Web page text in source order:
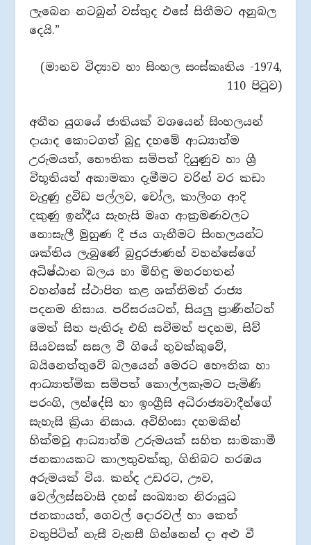
ලැබෙන නටබුන් වස්තුද එසේ සිතීමට අනුබල
දෙයි.”
(මානව විද්‍යාව හා සිංහල සංස්කෘතිය -1974,
110 පිටුව)
අතීත යුගයේ ජාතියක් වශයෙන් සිංහලයන්
දායාද කොටගත් බුදු දහමේ ආධ්‍යාත්ම
උරුමයත්, භෞතික සම්පත් දියුණුව හා ශ්‍රී
විභූතියත් අකාමකා දැමීමට වරින් වර කඩා
වැදුණු ද්‍රවිඩ පල්ලව, චෝල, කාලිංග ආදි
දකුණු ඉන්දීය සැහැසි මෘග ආක්‍රමණවලට
නොසැලී මුහුණ දී ජය ගැනීමට සිංහලයන්ට
ශක්තිය ලැබුණේ බුදුරජාණන් වහන්සේගේ
අධිෂ්ඨාන බලය හා මිහිඳු මහරහතන්
වහන්සේ ස්ථාපිත කළ ශක්තිමත් රාජ්‍ය
පදනම නිසාය. පරිසරයටත්, සියලු‍ ප්‍රාණීන්ටත්
මෙත් සිත පැතිරූ එහි සවිමත් පදනම, සිව්
සියවසක් සසල වී ගියේ තුවක්කුවේ,
බයිනෙත්තුවේ බලයෙන් මෙරට භෞතික හා
ආධ්‍යාත්මික සම්පත් කොල්ලකෑමට පැමිණි
පරංගි, ලන්දේසි හා ඉංග්‍රීසි අධිරාජ්‍යවාදීන්ගේ
සැහැසි ක්‍රියා නිසාය. අවිහිංසා දහමකින්
හික්මවූ ආධ්‍යාත්ම උරුමයක් සහිත සාමකාමී
ජනකායකට කාලතුවක්කු, ගිනිබට හරඹය
අරුමයක් විය. කන්ද උඩරට, ඌව,
වෙල්ලස්සවාසි දහස් සංඛ්‍යාත නිරායුධ
ජනකායත්, ගෙවල් දොරවල් හා කෙත්
වතුපිටිත් නැසී වැනසී ගින්නෙන් දා අළු වී